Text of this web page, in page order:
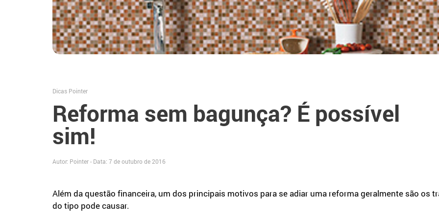
Reforma sem bagunça? É possível
sim!
Dicas Pointer
Autor: Pointer - Data: 7 de outubro de 2016
Além da questão financeira, um dos principais motivos para se adiar uma reforma geralmente são os
do tipo pode causar.